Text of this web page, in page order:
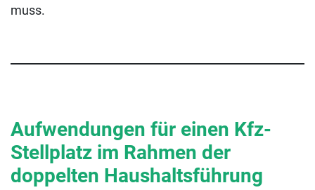
muss.
Aufwendungen für einen Kfz-
Stellplatz im Rahmen der
doppelten Haushaltsführung